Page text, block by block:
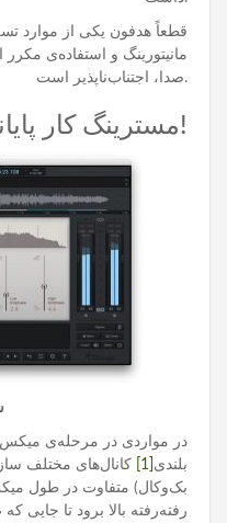
قطعاً هدفون یکی از موارد
مانیتورینگ و استفاده‌ی
صدا، اجتناب‌ناپذیر است.
1-1-2- مسترینگ کار پایانی است!
در مواردی در مرحله‌ی
بلندی
کانال‌های مختلف
بک‌وکال) متفاوت در طول
رفته‌رفته بالا برود تا جایی